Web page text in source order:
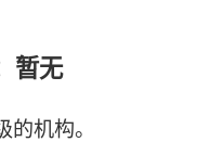
暂无
的机构。